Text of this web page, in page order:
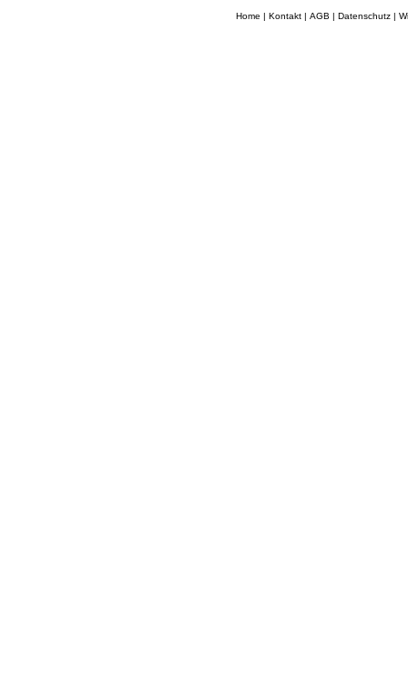
Home | Kontakt | AGB | Datenschutz |